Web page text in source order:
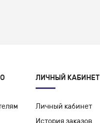
ЛИЧНЫЙ КАБИНЕТ
Личный кабинет
История заказов